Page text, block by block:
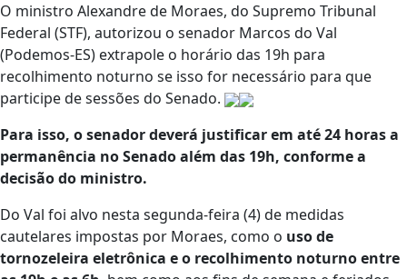
O ministro Alexandre de Moraes, do Supremo Tribunal
Federal (STF), autorizou o senador Marcos do Val
(Podemos-ES) extrapole o horário das 19h para
recolhimento noturno se isso for necessário para que
participe de sessões do Senado.
Para isso, o senador deverá justificar em até 24 horas a
permanência no Senado além das 19h, conforme a
decisão do ministro.
Do Val foi alvo nesta segunda-feira (4) de medidas
cautelares impostas por Moraes, como o uso de
tornozeleira eletrônica e o recolhimento noturno entre